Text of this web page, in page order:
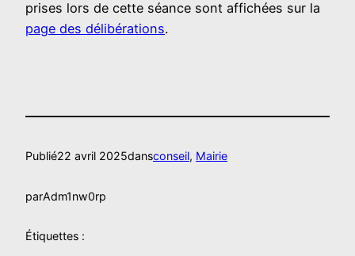
prises lors de cette séance sont affichées sur la
page des délibérations.
Publié22 avril 2025dansconseil, Mairie
parAdm1nw0rp
Étiquettes :